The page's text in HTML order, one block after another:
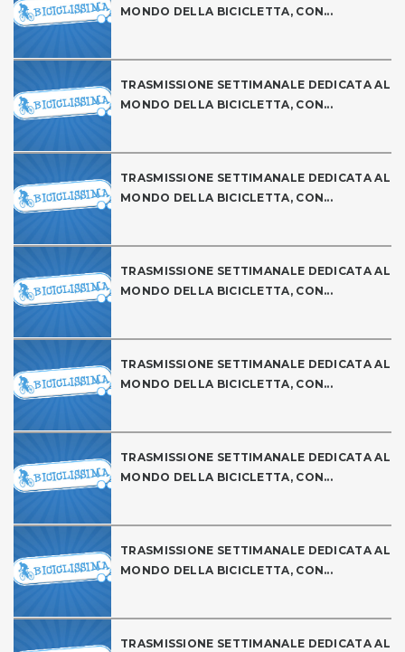
MONDO DELLA BICICLETTA, CON...
TRASMISSIONE SETTIMANALE DEDICATA AL
MONDO DELLA BICICLETTA, CON...
TRASMISSIONE SETTIMANALE DEDICATA AL
MONDO DELLA BICICLETTA, CON...
TRASMISSIONE SETTIMANALE DEDICATA AL
MONDO DELLA BICICLETTA, CON...
TRASMISSIONE SETTIMANALE DEDICATA AL
MONDO DELLA BICICLETTA, CON...
TRASMISSIONE SETTIMANALE DEDICATA AL
MONDO DELLA BICICLETTA, CON...
TRASMISSIONE SETTIMANALE DEDICATA AL
MONDO DELLA BICICLETTA, CON...
TRASMISSIONE SETTIMANALE DEDICATA AL